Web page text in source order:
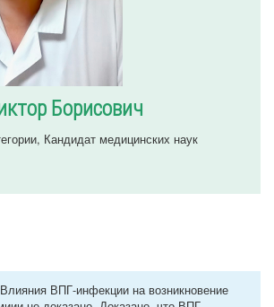
Борисович
Кандидат медицинских наук
ВПГ-инфекции на возникновение